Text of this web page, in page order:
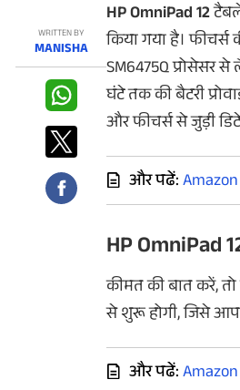
ऐप्स
डील्स
WRITTEN BY
MANISHA
HP OmniPad 12
किया गया है।
SM6475Q प्रोसेसर
घंटे तक की बैटरी
और फीचर्स से जुड़ी
और पढें:
HP OmniPad
कीमत की बात करें,
से शुरू होगी, जिसे आप
और पढें: